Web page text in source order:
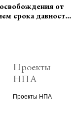
от
срока давности
Проекты
НПА
Проекты НПА